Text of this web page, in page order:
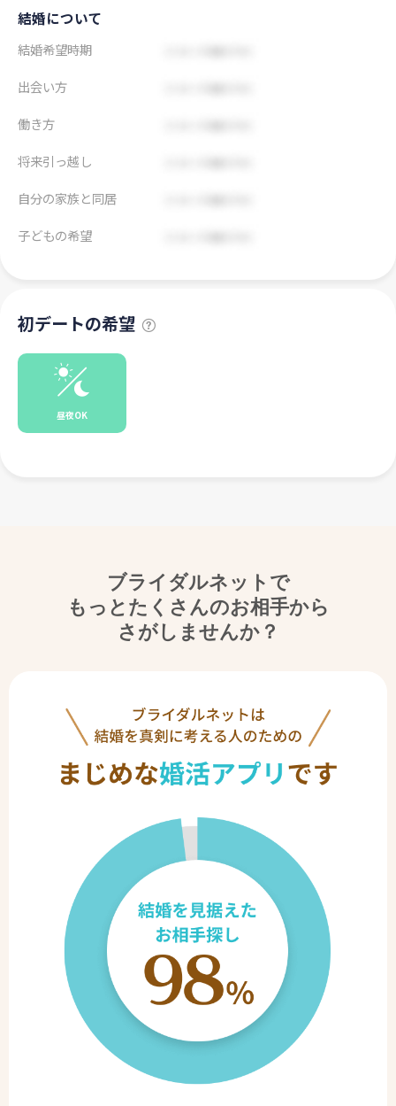
結婚について
結婚希望時期
出会い方
働き方
将来引っ越し
自分の家族と同居
子どもの希望
初デートの希望
昼夜OK
ブライダルネットで
もっとたくさんのお相手から
さがしませんか？